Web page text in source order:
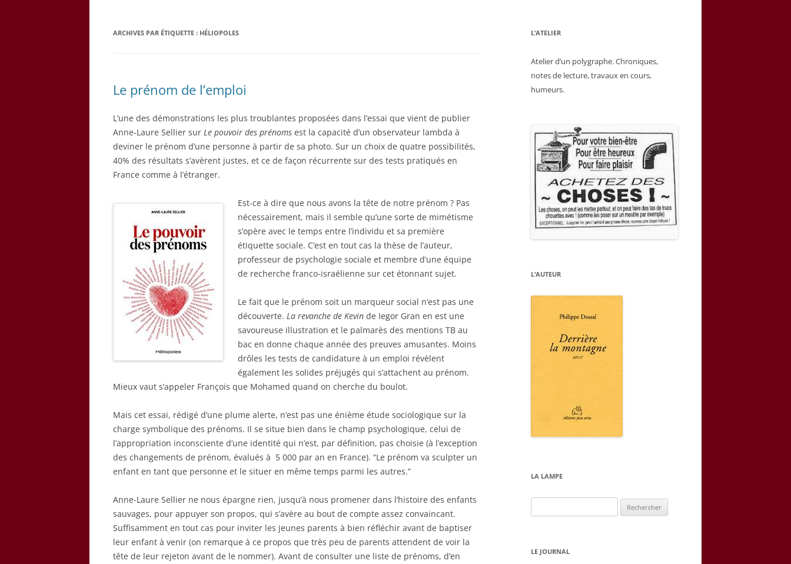
ARCHIVES PAR ÉTIQUETTE : HÉLIOPOLES
Le prénom de l’emploi
L’une des démonstrations les plus troublantes proposées dans l’essai que vient de publier
Anne-Laure Sellier sur Le pouvoir des prénoms est la capacité d’un observateur lambda à
deviner le prénom d’une personne à partir de sa photo. Sur un choix de quatre possibilités,
40% des résultats s’avèrent justes, et ce de façon récurrente sur des tests pratiqués en
France comme à l’étranger.
Est-ce à dire que nous avons la tête de notre prénom ? Pas
nécessairement, mais il semble qu’une sorte de mimétisme
s’opère avec le temps entre l’individu et sa première
étiquette sociale. C’est en tout cas la thèse de l’auteur,
professeur de psychologie sociale et membre d’une équipe
de recherche franco-israélienne sur cet étonnant sujet.
Le fait que le prénom soit un marqueur social n’est pas une
découverte. La revanche de Kevin de Iegor Gran en est une
savoureuse illustration et le palmarès des mentions TB au
bac en donne chaque année des preuves amusantes. Moins
drôles les tests de candidature à un emploi révèlent
également les solides préjugés qui s’attachent au prénom.
Mieux vaut s’appeler François que Mohamed quand on cherche du boulot.
Mais cet essai, rédigé d’une plume alerte, n’est pas une énième étude sociologique sur la
charge symbolique des prénoms. Il se situe bien dans le champ psychologique, celui de
l’appropriation inconsciente d’une identité qui n’est, par définition, pas choisie (à l’exception
des changements de prénom, évalués à 5 000 par an en France). “Le prénom va sculpter un
enfant en tant que personne et le situer en même temps parmi les autres.”
Anne-Laure Sellier ne nous épargne rien, jusqu’à nous promener dans l’histoire des enfants
sauvages, pour appuyer son propos, qui s’avère au bout de compte assez convaincant.
Suffisamment en tout cas pour inviter les jeunes parents à bien réfléchir avant de baptiser
leur enfant à venir (on remarque à ce propos que très peu de parents attendent de voir la
tête de leur rejeton avant de le nommer). Avant de consulter une liste de prénoms, d’en
L’ATELIER
Atelier d’un polygraphe. Chroniques,
notes de lecture, travaux en cours,
humeurs.
L’AUTEUR
LA LAMPE
LE JOURNAL